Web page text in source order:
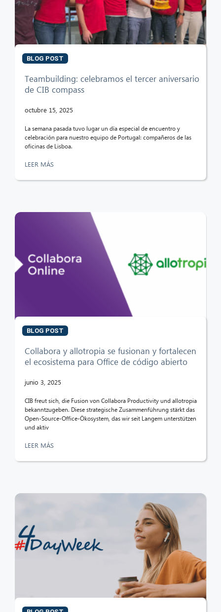
BLOG POST
Teambuilding: celebramos el tercer aniversario
de CIB compass
octubre 15, 2025
La semana pasada tuvo lugar un día especial de encuentro y
celebración para nuestro equipo de Portugal: compañeros de las
oficinas de Lisboa.
LEER MÁS
BLOG POST
Collabora y allotropia se fusionan y fortalecen
el ecosistema para Office de código abierto
junio 3, 2025
CIB freut sich, die Fusion von Collabora Productivity und allotropia
bekanntzugeben. Diese strategische Zusammenführung stärkt das
Open-Source-Office-Ökosystem, das wir seit Langem unterstützen
und aktiv
LEER MÁS